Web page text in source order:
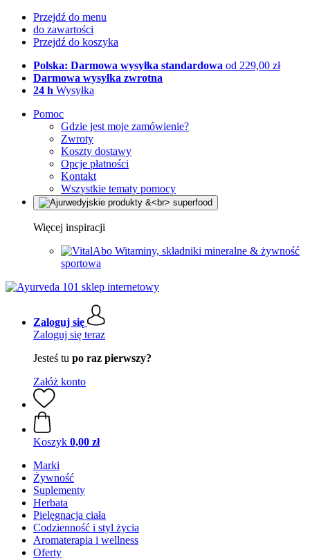
Przejdź do menu
do zawartości
Przejdź do koszyka
Polska: Darmowa wysyłka standardowa od 229,00 zł
Darmowa wysyłka zwrotna
24 h Wysyłka
Pomoc
Gdzie jest moje zamówienie?
Zwroty
Koszty dostawy
Opcje płatności
Kontakt
Wszystkie tematy pomocy
Więcej inspiracji
Witaminy, składniki mineralne & żywność
sportowa
Zaloguj się
Zaloguj się teraz
Jesteś tu po raz pierwszy?
Załóż konto
Koszyk 0,00 zł
Marki
Żywność
Suplementy
Herbata
Pielęgnacja ciała
Codzienność i styl życia
Aromaterapia i wellness
Oferty